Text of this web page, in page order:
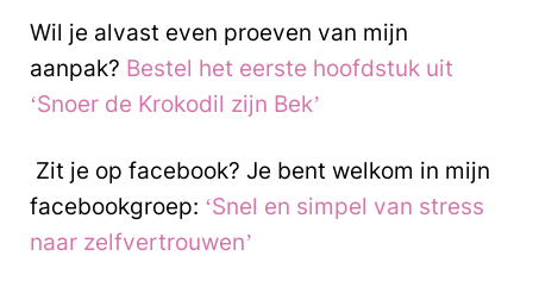
Wil je alvast even proeven van mijn
aanpak? Bestel het eerste hoofdstuk uit
‘Snoer de Krokodil zijn Bek’
Zit je op facebook? Je bent welkom in mijn
facebookgroep: ‘Snel en simpel van stress
naar zelfvertrouwen’